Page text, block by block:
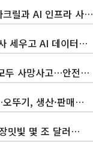
크릴과 AI 인프라 사…
세우고 AI 데이터…
두 사망사고…안전…
뚜기, 생산·판매…
밋빛 몇 조 달러…